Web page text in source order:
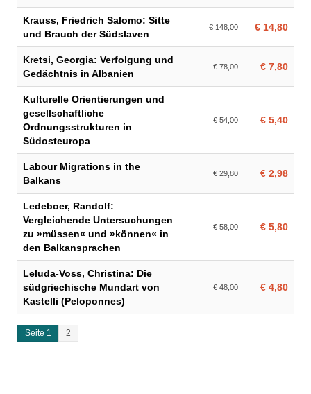
Krauss, Friedrich Salomo: Sitte
und Brauch der Südslaven
€ 148,00 € 14,80
Kretsi, Georgia: Verfolgung und
Gedächtnis in Albanien
€ 78,00 € 7,80
Kulturelle Orientierungen und
gesellschaftliche
Ordnungsstrukturen in
Südosteuropa
€ 54,00 € 5,40
Labour Migrations in the
Balkans
€ 29,80 € 2,98
Ledeboer, Randolf:
Vergleichende Untersuchungen
zu »müssen« und »können« in
den Balkansprachen
€ 58,00 € 5,80
Leluda-Voss, Christina: Die
südgriechische Mundart von
Kastelli (Peloponnes)
€ 48,00 € 4,80
Seite 1 2